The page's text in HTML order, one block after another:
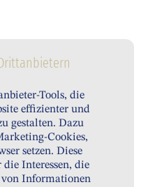
Tools, die
effizienter und
gestalten. Dazu
Cookies,
setzen. Diese
die Interessen, die
von Informationen